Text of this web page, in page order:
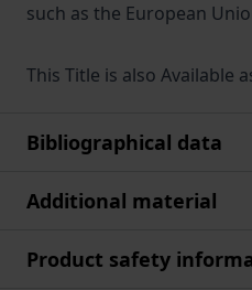
such as the European
This Title is also Available
Bibliographical data
Additional material
Product safety